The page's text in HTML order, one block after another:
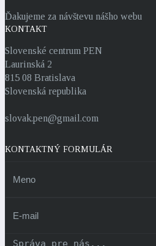
Ďakujeme za návštevu nášho webu
KONTAKT
Slovenské centrum PEN
Laurinská 2
815 08 Bratislava
Slovenská republika
slovak.pen@gmail.com
KONTAKTNÝ FORMULÁR